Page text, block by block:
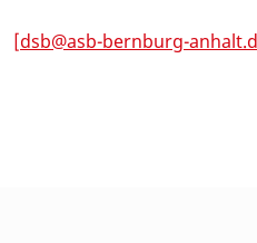
[dsb@asb-bernburg-